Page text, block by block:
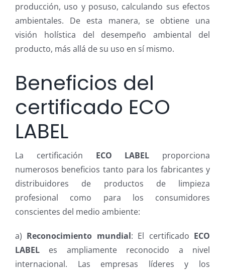
producción, uso y posuso, calculando sus efectos
ambientales. De esta manera, se obtiene una
visión holística del desempeño ambiental del
producto, más allá de su uso en sí mismo.
Beneficios del
certificado ECO
LABEL
La certificación ECO LABEL proporciona
numerosos beneficios tanto para los fabricantes y
distribuidores de productos de limpieza
profesional como para los consumidores
conscientes del medio ambiente:
a) Reconocimiento mundial: El certificado ECO
LABELes ampliamente reconocido a nivel
internacional. Las empresas líderes y los